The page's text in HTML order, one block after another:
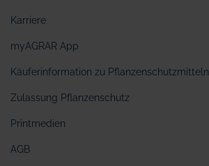
Karriere
myAGRAR App
Käuferinformation zu Pflanzenschutzmitteln
Zulassung Pflanzenschutz
Printmedien
AGB